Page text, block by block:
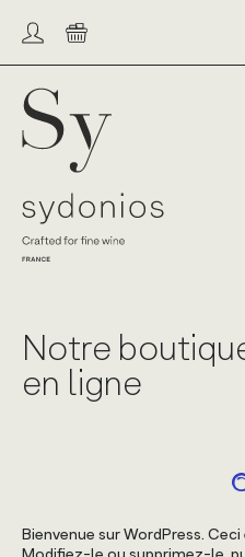
contentCompte/connexion
Panier
Notre
en ligne
Bienvenue sur WordPress.